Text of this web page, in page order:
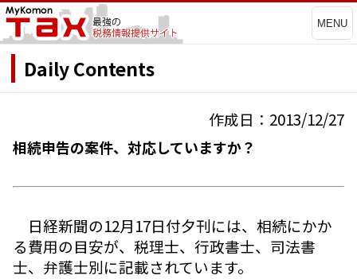
MENU
Daily Contents
作成日：2013/12/27
相続申告の案件、対応していますか？
日経新聞の12月17日付夕刊には、相続にかか
る費用の目安が、税理士、行政書士、司法書
士、弁護士別に記載されています。